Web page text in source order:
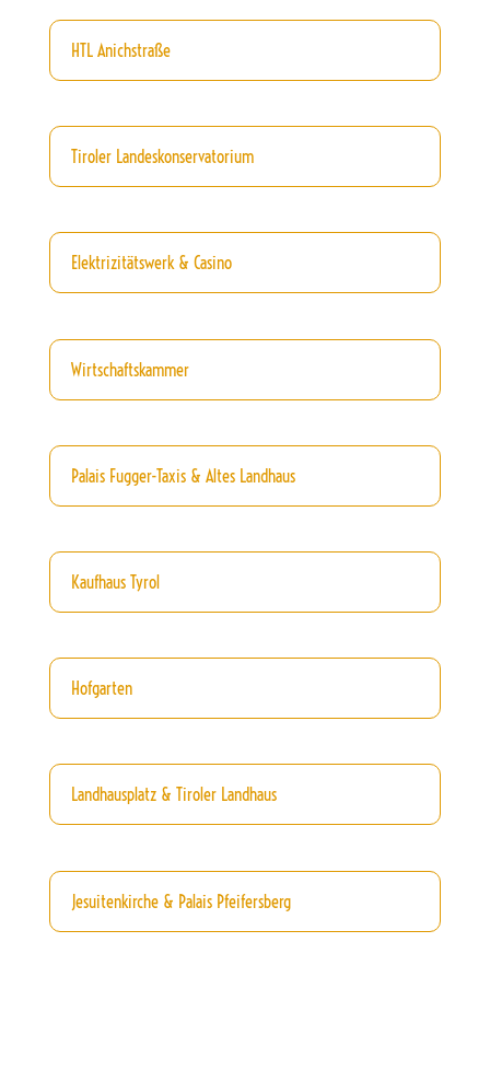
HTL Anichstraße
Tiroler Landeskonservatorium
Elektrizitätswerk & Casino
Wirtschaftskammer
Palais Fugger-Taxis & Altes Landhaus
Kaufhaus Tyrol
Hofgarten
Landhausplatz & Tiroler Landhaus
Jesuitenkirche & Palais Pfeifersberg